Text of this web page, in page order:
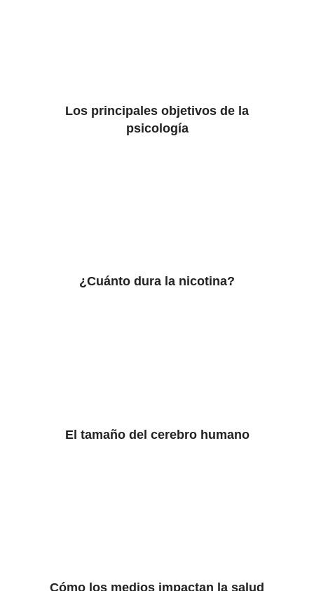
Los principales objetivos de la
psicología
¿Cuánto dura la nicotina?
El tamaño del cerebro humano
Cómo los medios impactan la salud